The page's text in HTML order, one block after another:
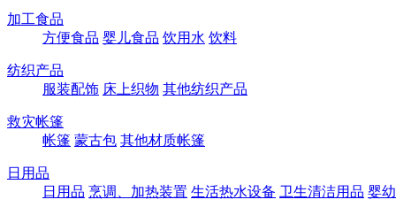
加工食品
方便食品 婴儿食品 饮用水 饮料
纺织产品
服装配饰 床上织物 其他纺织产品
救灾帐篷
帐篷 蒙古包 其他材质帐篷
日用品
日用品 烹调、加热装置 生活热水设备 卫生清洁用品 婴